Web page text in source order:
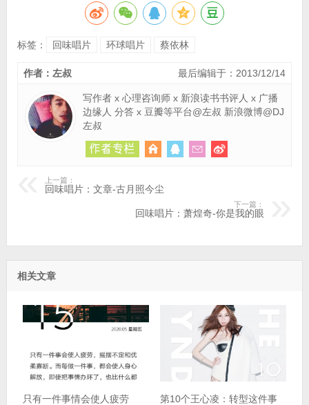
标签： 回味唱片 环球唱片 蔡依林
最后编辑于：2013/12/14
作者：左叔
写作者 x 心理咨询师 x 新浪读书书评人 x 广播
边缘人 分答 x 豆瓣等平台@左叔 新浪微博@DJ
左叔
上一篇：
回味唱片：文章-古月照今尘
下一篇：
回味唱片：萧煌奇-你是我的眼
相关文章
只有一件事情会使人疲劳
第10个王心凌：转型这件事